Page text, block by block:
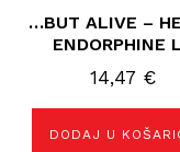
…BUT ALIVE –
ENDORPHINE
14,47 €
DODAJ U